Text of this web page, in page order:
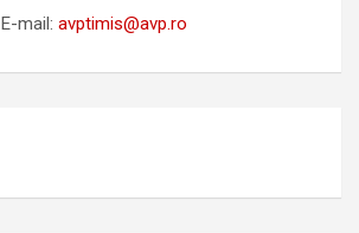
E-mail: avptimis@avp.ro